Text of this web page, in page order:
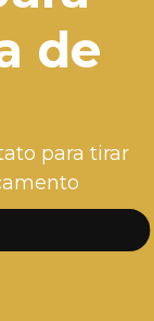
de
para tirar